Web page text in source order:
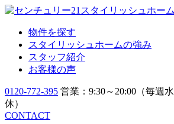
物件を探す
スタイリッシュホームの強み
スタッフ紹介
お客様の声
0120-772-395 営業：9:30～20:00（毎週
休）
CONTACT